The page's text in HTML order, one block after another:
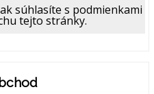
súhlasíte s podmienkami
tejto stránky.